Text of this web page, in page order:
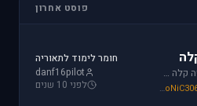
פוסט אחרון
פורום תעופה קלה מתמחה בכל האפשרויות הקיימות: טייס ליום אחד, טיסה בשמי ישראל, חברות תעופה, בתי ספר לטיסה, רשיון טייס ואפילו טיסות רומנטיות.
loven
חומר לימוד לתאוריה
danf16pilot
לפני 10 שנים